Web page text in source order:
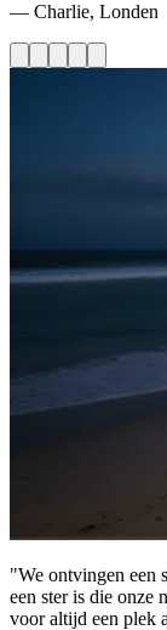
— Charlie, Londen
"We ontvingen een
een ster is die onze
voor altijd een plek